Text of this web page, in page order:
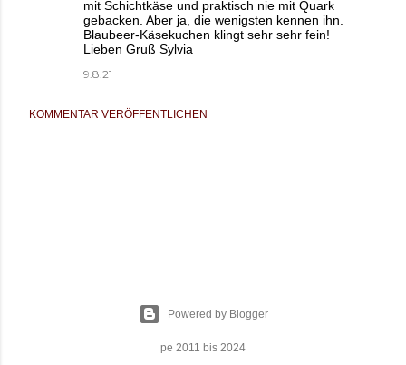
mit Schichtkäse und praktisch nie mit Quark
gebacken. Aber ja, die wenigsten kennen ihn.
Blaubeer-Käsekuchen klingt sehr sehr fein!
Lieben Gruß Sylvia
9.8.21
KOMMENTAR VERÖFFENTLICHEN
Powered by Blogger
pe 2011 bis 2024